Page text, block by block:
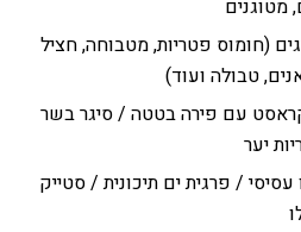
מטוגנים
11 סוגים (חומוס פטריות, מטבוחה, חציל
טבולה ועוד)
קראסט עם פירה בטטה / סיגר בשר
יער
/ פרגית ים תיכונית / סטייק